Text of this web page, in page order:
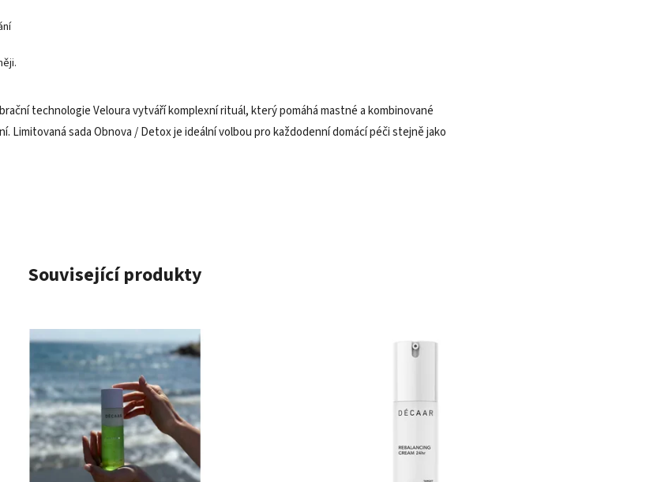
technologie Veloura vytváří komplexní rituál, který pomáhá mastné a kombinované
sada Obnova / Detox je ideální volbou pro každodenní domácí péči stejně jako
Související produkty